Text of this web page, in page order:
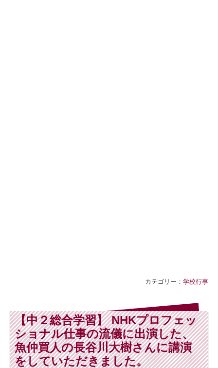
カテゴリー： 学校行事
【中２総合学習】 NHKプロフェッ
ショナル仕事の流儀に出演した、
魚仲買人の長谷川大樹さんに講演
をしていただきました。